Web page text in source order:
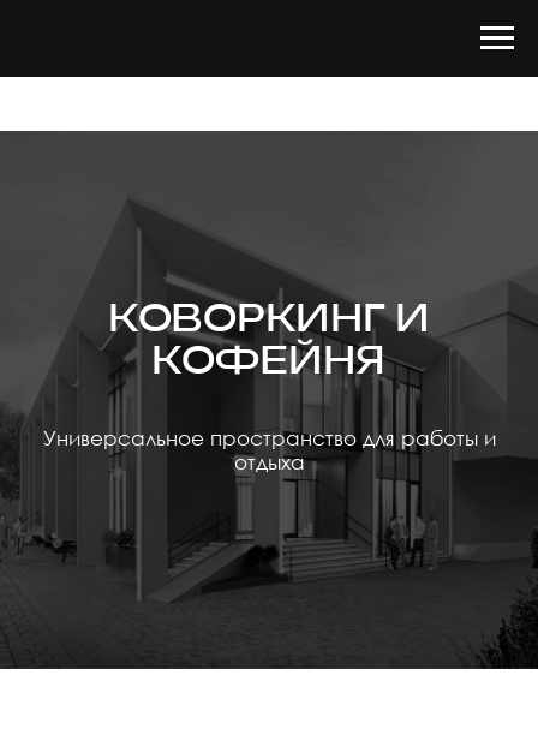
КОВОРКИНГ И
КОФЕЙНЯ
Универсальное пространство для работы и
отдыха